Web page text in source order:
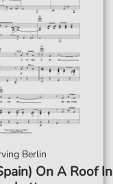
Berlin
On A Roof In